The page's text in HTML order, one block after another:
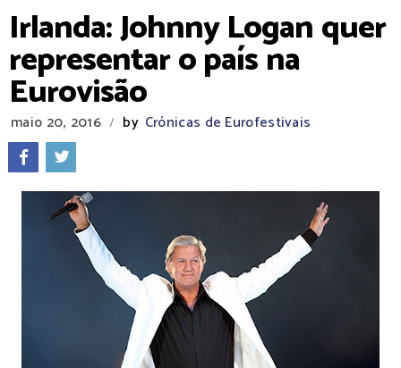
Irlanda: Johnny Logan quer
representar o país na
Eurovisão
maio 20, 2016 / by Crónicas de Eurofestivais